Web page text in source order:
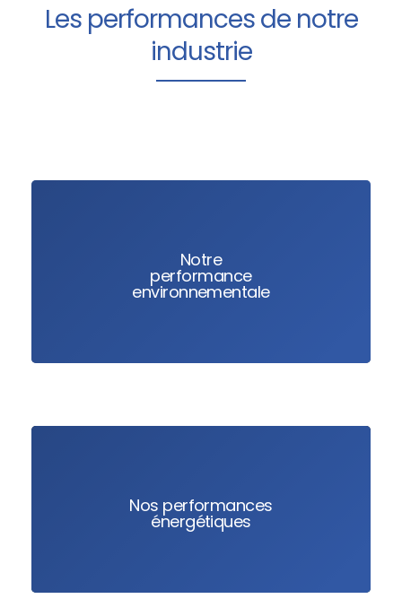
Les performances de notre
industrie
Notre
performance
environnementale
Nos performances
énergétiques